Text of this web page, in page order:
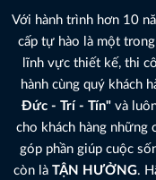
Với hành trình hơn 10
cấp tự hào là một
lĩnh vực thiết kế, thi
hành cùng quý khách
Đức - Trí - Tín"và
cho khách hàng những
góp phần giúp cuộc
còn là TẬN HƯỞNG.